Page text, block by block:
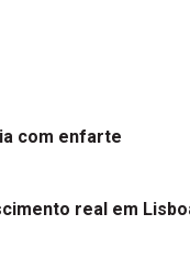
com enfarte
real em